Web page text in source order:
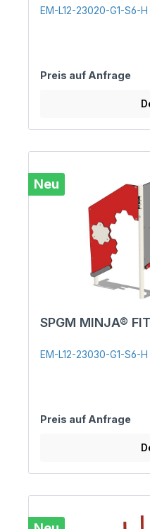
EM-L12-23020-G1-S6-H
Preis auf Anfrage
Neu
SPGM MINJA®
EM-L12-23030-G1-S6-H
Preis auf Anfrage